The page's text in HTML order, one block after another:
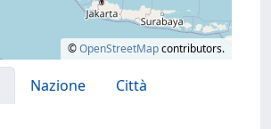
©OpenStreetMapcontributors.
Nazione
Città